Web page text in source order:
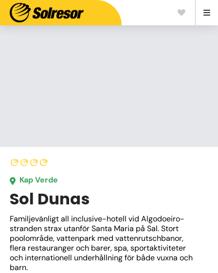
Kap Verde
Sol Dunas
Familjevänligt all inclusive-hotell vid Algodoeiro-
stranden strax utanför Santa Maria på Sal. Stort
poolområde, vattenpark med vattenrutschbanor,
flera restauranger och barer, spa, sportaktiviteter
och internationell underhållning för både vuxna och
barn.